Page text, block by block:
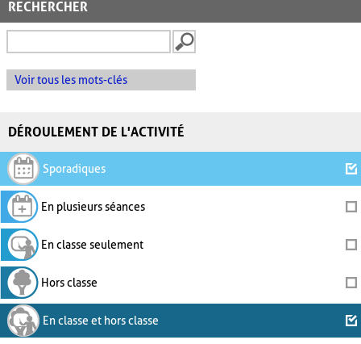
RECHERCHER
Voir tous les mots-clés
DÉROULEMENT DE L'ACTIVITÉ
Sporadiques
En plusieurs séances
En classe seulement
Hors classe
En classe et hors classe